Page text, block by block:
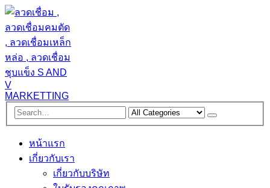
หน้าแรก
เกี่ยวกับเรา
เกี่ยวกับบริษัท